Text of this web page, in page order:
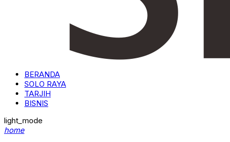
BERANDA
SOLO RAYA
TARJIH
BISNIS
light_mode
home